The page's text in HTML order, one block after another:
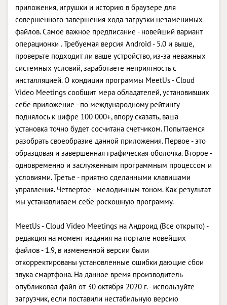
приложения, игрушки и историю в браузере для
совершенного завершения хода загрузки незаменимых
файлов. Самое важное предписание - новейший вариант
операционки . Требуемая версия Android - 5.0 и выше,
проверьте подходит ли ваше устройство, из-за неважных
системных условий, заработаете неприятность с
инсталляцией. О кондиции программы MeetUs - Cloud
Video Meetings сообщит мера обладателей, установивших
себе приложение - по международному рейтингу
поднялось к цифре 100 000+, впору сказать, ваша
установка точно будет сосчитана счетчиком. Попытаемся
разобрать своеобразие данной приложения. Первое - это
образцовая и завершенная графическая оболочка. Второе -
одновременно и заслуженным программным процессом и
условиями. Третье - приятно сделанными клавишами
управления. Четвертое - мелодичным тоном. Как результат
мы устанавливаем себе роскошную программу.
MeetUs - Cloud Video Meetings на Андроид (Все открыто) -
редакция на момент издания на портале новейших
файлов - 1.9, в измененной версии были
откорректированы установленные ошибки дающие сбои
звука смартфона. На данное время производитель
опубликовал файл от 30 октября 2020 г. - используйте
загрузчик, если поставили нестабильную версию